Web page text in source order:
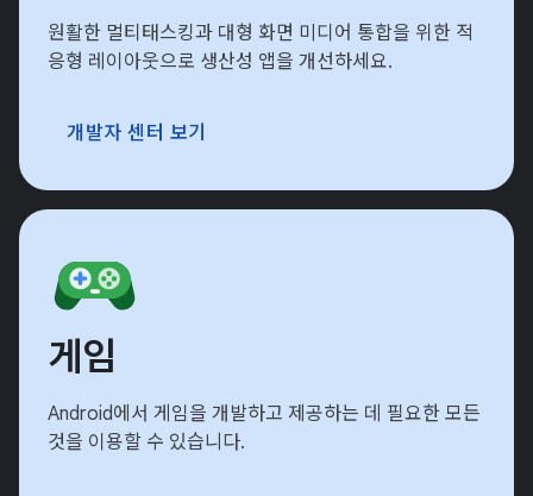
원활한 멀티태스킹과 대형 화면 미디어 통합을 위한 적
응형 레이아웃으로 생산성 앱을 개선하세요.
개발자 센터 보기
게임
Android에서 게임을 개발하고 제공하는 데 필요한 모든
것을 이용할 수 있습니다.